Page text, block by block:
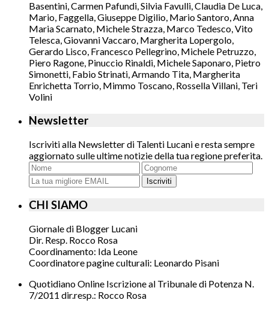
Basentini, Carmen Pafundi, Silvia Favulli, Claudia De Luca,
Mario, Faggella, Giuseppe Digilio, Mario Santoro, Anna
Maria Scarnato, Michele Strazza, Marco Tedesco, Vito
Telesca, Giovanni Vaccaro, Margherita Lopergolo,
Gerardo Lisco, Francesco Pellegrino, Michele Petruzzo,
Piero Ragone, Pinuccio Rinaldi, Michele Saponaro, Pietro
Simonetti, Fabio Strinati, Armando Tita, Margherita
Enrichetta Torrio, Mimmo Toscano, Rossella Villani, Teri
Volini
Newsletter
Iscriviti alla Newsletter di Talenti Lucani e resta sempre
aggiornato sulle ultime notizie della tua regione preferita.
Iscriviti
CHI SIAMO
Giornale di Blogger Lucani
Dir. Resp. Rocco Rosa
Coordinamento: Ida Leone
Coordinatore pagine culturali: Leonardo Pisani
Quotidiano Online Iscrizione al Tribunale di Potenza N.
7/2011 dir.resp.: Rocco Rosa